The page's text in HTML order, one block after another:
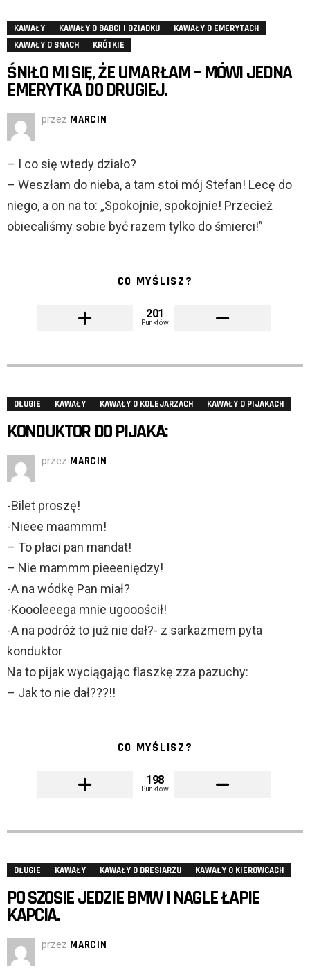
KAWAŁY KAWAŁY O BABCI I DZIADKU
KAWAŁY O EMERYTACH
KAWAŁY O SNACH
KRÓTKIE
ŚNIŁO MI SIĘ, ŻE UMARŁAM – MÓWI JEDNA
EMERYTKA DO DRUGIEJ.
przez MARCIN
– I co się wtedy działo?
– Weszłam do nieba, a tam stoi mój Stefan! Lecę do
niego, a on na to: „Spokojnie, spokojnie! Przecież
obiecaliśmy sobie być razem tylko do śmierci!”
CO MYŚLISZ?
201
Punktów
DŁUGIE KAWAŁY KAWAŁY O KOLEJARZACH KAWAŁY O PIJAKACH
KONDUKTOR DO PIJAKA:
przez MARCIN
-Bilet proszę!
-Nieee maammm!
– To płaci pan mandat!
– Nie mammm pieeeniędzy!
-A na wódkę Pan miał?
-Koooleeega mnie ugooościł!
-A na podróż to już nie dał?- z sarkazmem pyta
konduktor
Na to pijak wyciągając flaszkę zza pazuchy:
– Jak to nie dał???!!
CO MYŚLISZ?
198
Punktów
DŁUGIE KAWAŁY KAWAŁY O DRESIARZU KAWAŁY O KIEROWCACH
PO SZOSIE JEDZIE BMW I NAGLE ŁAPIE
KAPCIA.
przez MARCIN